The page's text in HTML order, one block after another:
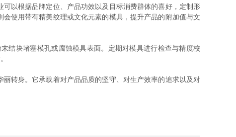
以根据品牌定位、产品功效以及目标消费群体的喜好，定制形
使用带有精美纹理或文化元素的模具，提升产品的附加值与文
块堵塞模孔或腐蚀模具表面。定期对模具进行检查与精度校
转身。它承载着对产品品质的坚守、对生产效率的追求以及对